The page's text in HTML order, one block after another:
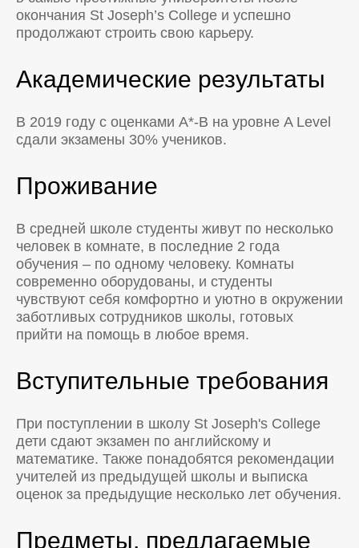
окончания St Joseph’s College и успешно
продолжают строить свою карьеру.
Академические результаты
В 2019 году с оценками A*-B на уровне A Level
сдали экзамены 30% учеников.
Проживание
В средней школе студенты живут по несколько
человек в комнате, в последние 2 года
обучения – по одному человеку. Комнаты
современно оборудованы, и студенты
чувствуют себя комфортно и уютно в окружении
заботливых сотрудников школы, готовых
прийти на помощь в любое время.
Вступительные требования
При поступлении в школу St Joseph's College
дети сдают экзамен по английскому и
математике. Также понадобятся рекомендации
учителей из предыдущей школы и выписка
оценок за предыдущие несколько лет обучения.
Предметы, предлагаемые